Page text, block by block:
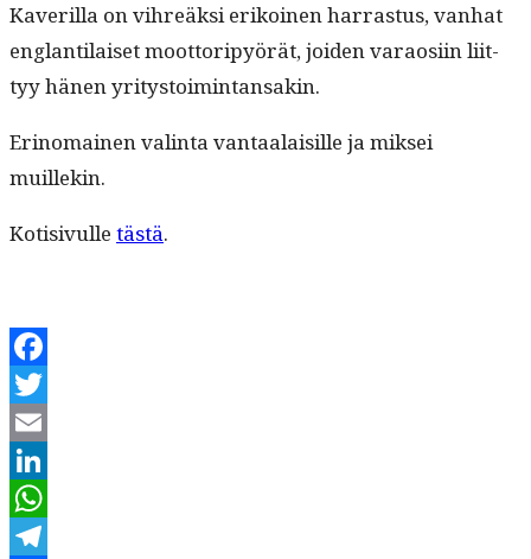
Kaver­il­la on vihreäk­si erikoinen har­ras­tus, van­hat
englan­ti­laiset moot­toripyörät, joiden varaosi­in liit­
tyy hänen yritystoimintansakin.
Eri­no­mainen val­in­ta van­taalaisille ja mik­sei
muillekin.
Koti­sivulle tästä.
Facebook
Twitter
Email
LinkedIn
WhatsApp